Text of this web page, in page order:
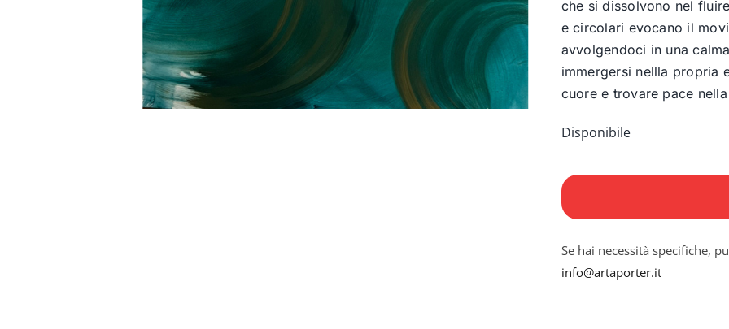
che si dissolvono nel
e circolari evocano il
avvolgendoci in una
immergersi nellla propria
cuore e trovare pace
Disponibile
Se hai necessità specifiche,
info@artaporter.it